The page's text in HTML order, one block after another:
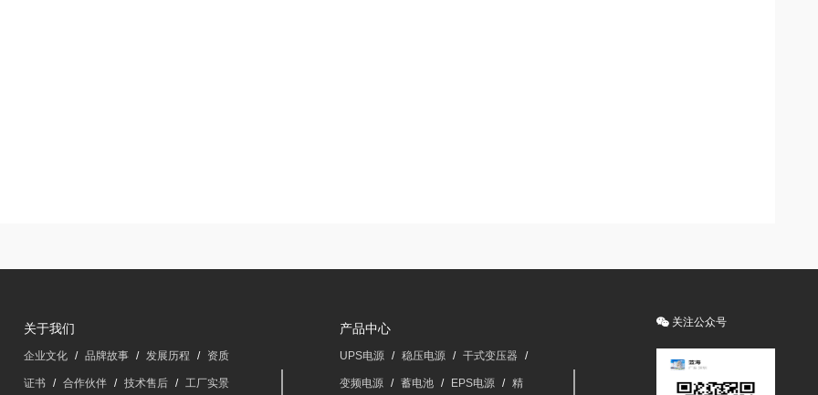
关于我们
企业文化 / 品牌故事 / 发展历程 / 资质
证书 / 合作伙伴 / 技术售后 / 工厂实景
产品中心
UPS电源 / 稳压电源 / 干式变压器 /
变频电源 / 蓄电池 / EPS电源 / 精
关注公众号